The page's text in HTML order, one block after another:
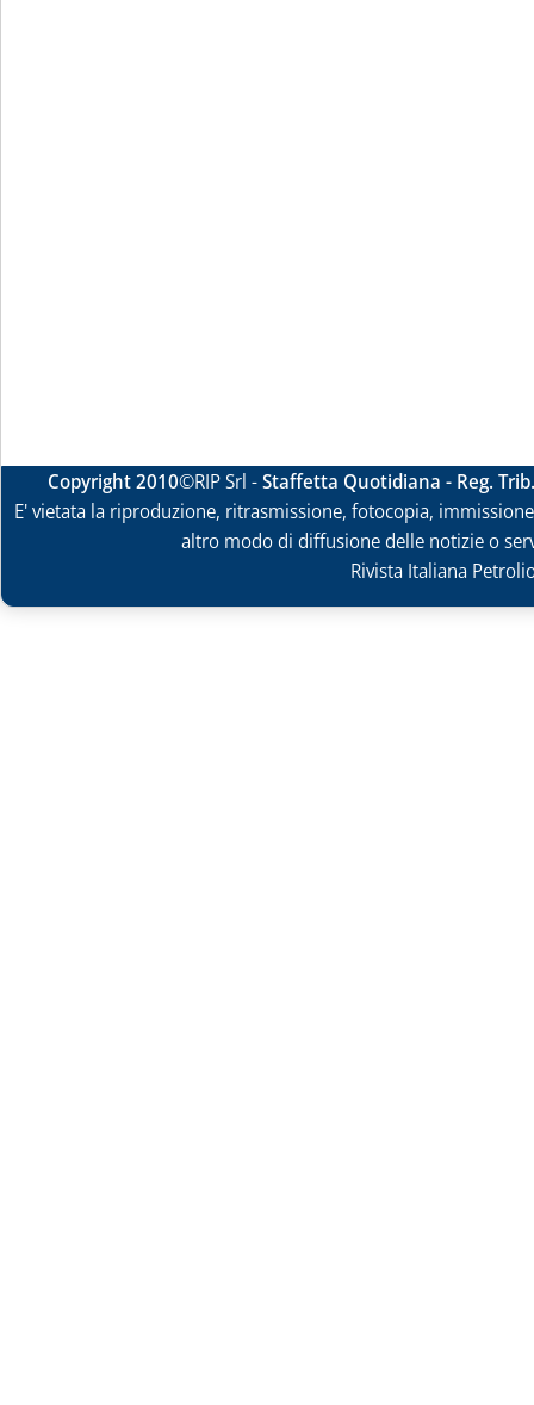
Copyright 2010©RIP Srl -Staffetta Quotidiana - Reg.
E' vietata la riproduzione, ritrasmissione, fotocopia,
altro modo di diffusione delle notizie o
Rivista Italiana